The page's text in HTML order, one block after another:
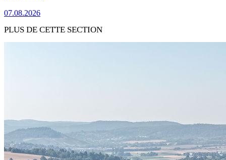
07.08.2026
PLUS DE CETTE SECTION